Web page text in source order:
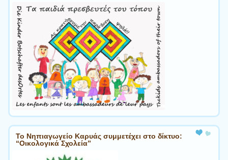
Το Νηπιαγωγείο Καρυάς συμμετέχει στο δίκτυο:
“Οικολογικά Σχολεία”